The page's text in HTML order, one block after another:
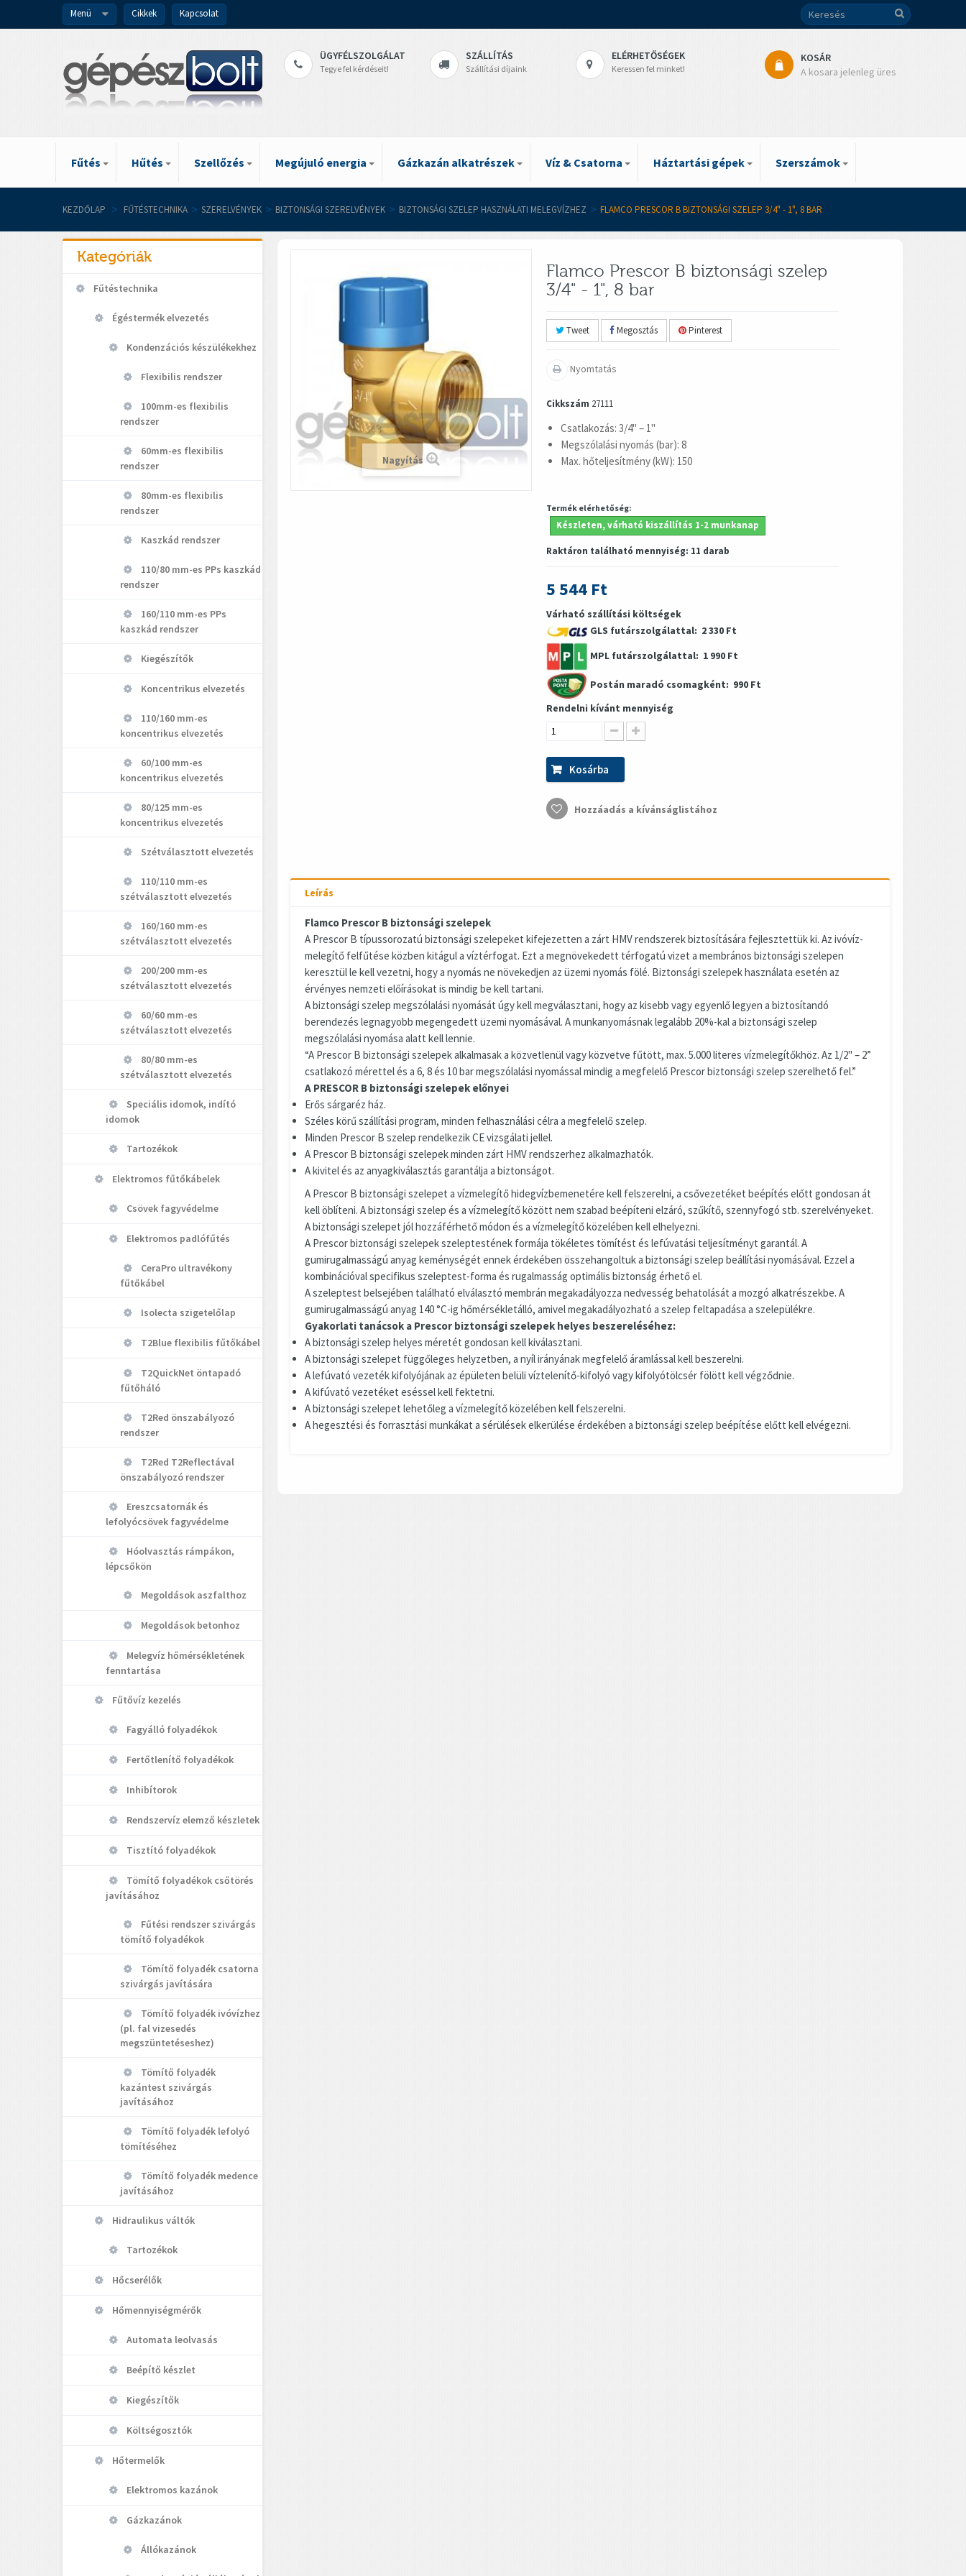
Menü Cikkek Kapcsolat
ÜGYFÉLSZOLGÁLAT
Tegye fel kérdéseit!
SZÁLLÍTÁS
Szállítási díjaink
ELÉRHETŐSÉGEK
Keressen fel minket!
KOSÁR
A kosara jelenleg üres
Fűtés Hűtés Szellőzés Megújuló energia Gázkazán alkatrészek Víz & Csatorna Háztartási gépek Szerszámok
KEZDŐLAP > FŰTÉSTECHNIKA > SZERELVÉNYEK > BIZTONSÁGI SZERELVÉNYEK > BIZTONSÁGI SZELEP HASZNÁLATI MELEGVÍZHEZ > FLAMCO PRESCOR B BIZTONSÁGI SZELEP 3/4" - 1", 8 BAR
Kategóriák
Fűtéstechnika
Égéstermék elvezetés
Kondenzációs készülékekhez
Flexibilis rendszer
100mm-es flexibilis
rendszer
60mm-es flexibilis
rendszer
80mm-es flexibilis
rendszer
Kaszkád rendszer
110/80 mm-es PPs kaszkád
rendszer
160/110 mm-es PPs
kaszkád rendszer
Kiegészítők
Koncentrikus elvezetés
110/160 mm-es
koncentrikus elvezetés
60/100 mm-es
koncentrikus elvezetés
80/125 mm-es
koncentrikus elvezetés
Szétválasztott elvezetés
110/110 mm-es
szétválasztott elvezetés
160/160 mm-es
szétválasztott elvezetés
200/200 mm-es
szétválasztott elvezetés
60/60 mm-es
szétválasztott elvezetés
80/80 mm-es
szétválasztott elvezetés
Speciális idomok, indító
idomok
Tartozékok
Elektromos fűtőkábelek
Csövek fagyvédelme
Elektromos padlófűtés
CeraPro ultravékony
fűtőkábel
Isolecta szigetelőlap
T2Blue flexibilis fűtőkábel
T2QuickNet öntapadó
fűtőháló
T2Red önszabályozó
rendszer
T2Red T2Reflectával
önszabályozó rendszer
Ereszcsatornák és
lefolyócsövek fagyvédelme
Hóolvasztás rámpákon,
lépcsőkön
Megoldások aszfalthoz
Megoldások betonhoz
Melegvíz hőmérsékletének
fenntartása
Fűtővíz kezelés
Fagyálló folyadékok
Fertőtlenítő folyadékok
Inhibítorok
Rendszervíz elemző készletek
Tisztító folyadékok
Tömítő folyadékok csőtörés
javításához
Fűtési rendszer szivárgás
tömítő folyadékok
Tömítő folyadék csatorna
szivárgás javítására
Tömítő folyadék ivóvízhez
(pl. fal vizesedés
megszüntetéseshez)
Tömítő folyadék
kazántest szivárgás
javításához
Tömítő folyadék lefolyó
tömítéséhez
Tömítő folyadék medence
javításához
Hidraulikus váltók
Tartozékok
Hőcserélők
Hőmennyiségmérők
Automata leolvasás
Beépítő készlet
Kiegészítők
Költségosztók
Hőtermelők
Elektromos kazánok
Gázkazánok
Állókazánok
Nagyítás
Flamco Prescor B biztonsági szelep
3/4" - 1", 8 bar
Tweet Megosztás Pinterest
Nyomtatás
Cikkszám 27111
Csatlakozás: 3/4" – 1"
Megszólalási nyomás (bar): 8
Max. hőteljesítmény (kW): 150
Termék elérhetőség:
Készleten, várható kiszállítás 1-2 munkanap
Raktáron található mennyiség: 11 darab
5 544 Ft
Várható szállítási költségek
GLS futárszolgálattal: 2 330 Ft
MPL futárszolgálattal: 1 990 Ft
Postán maradó csomagként: 990 Ft
Rendelni kívánt mennyiség
Kosárba
Hozzáadás a kívánságlistához
Leírás
Flamco Prescor B biztonsági szelepek
A Prescor B típussorozatú biztonsági szelepeket kifejezetten a zárt HMV rendszerek biztosítására fejlesztettük ki. Az ivóvíz-
melegítő felfűtése közben kitágul a víztérfogat. Ezt a megnövekedett térfogatú vizet a membrános biztonsági szelepen
keresztül le kell vezetni, hogy a nyomás ne növekedjen az üzemi nyomás fölé. Biztonsági szelepek használata esetén az
érvényes nemzeti előírásokat is mindig be kell tartani.
A biztonsági szelep megszólalási nyomását úgy kell megválasztani, hogy az kisebb vagy egyenlő legyen a biztosítandó
berendezés legnagyobb megengedett üzemi nyomásával. A munkanyomásnak legalább 20%-kal a biztonsági szelep
megszólalási nyomása alatt kell lennie.
“A Prescor B biztonsági szelepek alkalmasak a közvetlenül vagy közvetve fűtött, max. 5.000 literes vízmelegítőkhöz. Az 1/2" – 2”
csatlakozó mérettel és a 6, 8 és 10 bar megszólalási nyomással mindig a megfelelő Prescor biztonsági szelep szerelhető fel.”
A PRESCOR B biztonsági szelepek előnyei
Erős sárgaréz ház.
Széles körű szállítási program, minden felhasználási célra a megfelelő szelep.
Minden Prescor B szelep rendelkezik CE vizsgálati jellel.
A Prescor B biztonsági szelepek minden zárt HMV rendszerhez alkalmazhatók.
A kivitel és az anyagkiválasztás garantálja a biztonságot.
A Prescor B biztonsági szelepet a vízmelegítő hidegvízbemenetére kell felszerelni, a csővezetéket beépítés előtt gondosan át
kell öblíteni. A biztonsági szelep és a vízmelegítő között nem szabad beépíteni elzáró, szűkítő, szennyfogó stb. szerelvényeket.
A biztonsági szelepet jól hozzáférhető módon és a vízmelegítő közelében kell elhelyezni.
A Prescor biztonsági szelepek szeleptestének formája tökéletes tömítést és lefúvatási teljesítményt garantál. A
gumirugalmasságú anyag keménységét ennek érdekében összehangoltuk a biztonsági szelep beállítási nyomásával. Ezzel a
kombinációval specifikus szeleptest-forma és rugalmasság optimális biztonság érhető el.
A szeleptest belsejében található elválasztó membrán megakadályozza nedvesség behatolását a mozgó alkatrészekbe. A
gumirugalmasságú anyag 140 °C-ig hőmérsékletálló, amivel megakadályozható a szelep feltapadása a szelepülékre.
Gyakorlati tanácsok a Prescor biztonsági szelepek helyes beszereléséhez:
A biztonsági szelep helyes méretét gondosan kell kiválasztani.
A biztonsági szelepet függőleges helyzetben, a nyíl irányának megfelelő áramlással kell beszerelni.
A lefúvató vezeték kifolyójának az épületen belüli víztelenítő-kifolyó vagy kifolyótölcsér fölött kell végződnie.
A kifúvató vezetéket eséssel kell fektetni.
A biztonsági szelepet lehetőleg a vízmelegítő közelében kell felszerelni.
A hegesztési és forrasztási munkákat a sérülések elkerülése érdekében a biztonsági szelep beépítése előtt kell elvégezni.